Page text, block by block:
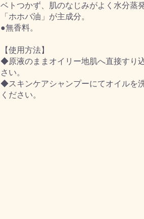
ベトつかず、肌のなじみがよく水分蒸
「ホホバ油」が主成分。
●無香料。
【使用方法】
◆原液のままオイリー地肌へ直接すり
さい。
◆スキンケアシャンプーにてオイルを
ください。